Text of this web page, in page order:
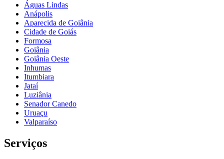
Águas Lindas
Anápolis
Aparecida de Goiânia
Cidade de Goiás
Formosa
Goiânia
Goiânia Oeste
Inhumas
Itumbiara
Jataí
Luziânia
Senador Canedo
Uruaçu
Valparaíso
Serviços